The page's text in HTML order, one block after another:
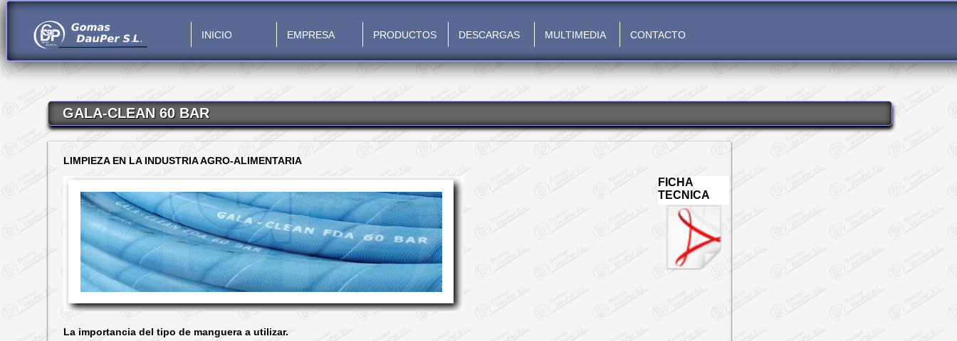
INICIO EMPRESA PRODUCTOS DESCARGAS MULTIMEDIA CONTACTO
GALA-CLEAN 60 BAR
LIMPIEZA EN LA INDUSTRIA AGRO-ALIMENTARIA
FICHA
TECNICA
La importancia del tipo de manguera a utilizar.